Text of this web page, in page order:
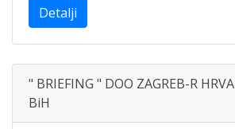
Detalji
" BRIEFING " DOO ZAGREB-R
BiH